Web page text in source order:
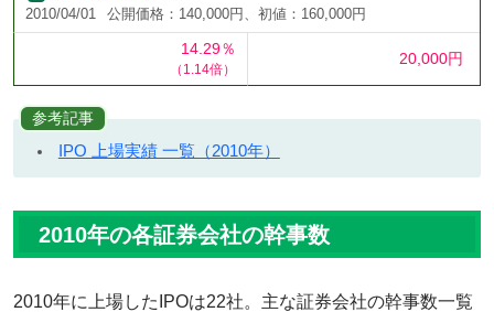
2010/04/01 公開価格：140,000円、初値：160,000円
14.29％
（1.14倍）
20,000円
参考記事
IPO 上場実績 一覧（2010年）
2010年の各証券会社の幹事数
2010年に上場したIPOは22社。主な証券会社の幹事数一覧